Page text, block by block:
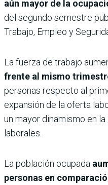
aún mayor de la
del segundo semestre
Trabajo, Empleo y
La fuerza de trabajo
frente al mismo
personas respecto al
expansión de la oferta
un mayor dinamismo en
laborales.
La población ocupada
personas en